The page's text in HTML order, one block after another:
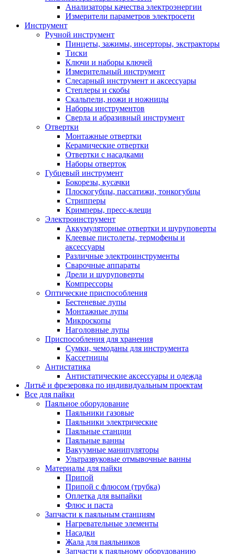
Анализаторы качества электроэнергии
Измерители параметров электросети
Инструмент
Ручной инструмент
Пинцеты, зажимы, инсерторы, экстракторы
Тиски
Ключи и наборы ключей
Измерительный инструмент
Слесарный инструмент и аксессуары
Степлеры и скобы
Скальпели, ножи и ножницы
Наборы инструментов
Сверла и абразивный инструмент
Отвертки
Монтажные отвертки
Керамические отвертки
Отвертки с насадками
Наборы отверток
Губцевый инструмент
Бокорезы, кусачки
Плоскогубцы, пассатижи, тонкогубцы
Стрипперы
Кримперы, пресс-клещи
Электроинструмент
Аккумуляторные отвертки и шуруповерты
Клеевые пистолеты, термофены и
аксессуары
Различные электроинструменты
Сварочные аппараты
Дрели и шуруповерты
Компрессоры
Оптические приспособления
Бестеневые лупы
Монтажные лупы
Микроскопы
Наголовные лупы
Приспособления для хранения
Сумки, чемоданы для инструмента
Кассетницы
Антистатика
Антистатические аксессуары и одежда
Литьё и фрезеровка по индивидуальным проектам
Все для пайки
Паяльное оборудование
Паяльники газовые
Паяльники электрические
Паяльные станции
Паяльные ванны
Вакуумные манипуляторы
Ультразвуковые отмывочные ванны
Материалы для пайки
Припой
Припой с флюсом (трубка)
Оплетка для выпайки
Флюс и паста
Запчасти к паяльным станциям
Нагревательные элементы
Насадки
Жала для паяльников
Запчасти к паяльному оборудованию